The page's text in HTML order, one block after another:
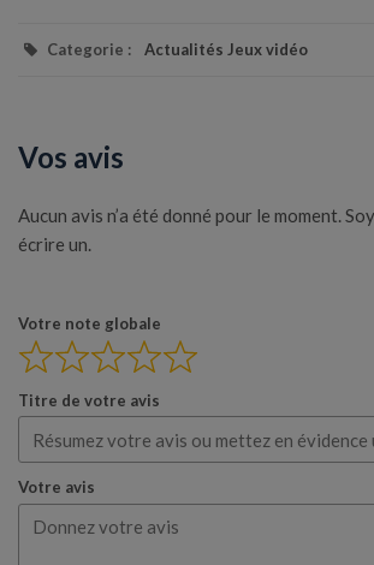
Categorie : Actualités Jeux vidéo
Vos avis
Aucun avis n’a été donné pour le moment.
écrire un.
Votre note globale
Titre de votre avis
Votre avis